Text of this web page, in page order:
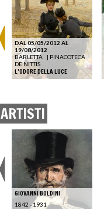
DAL 05/05/2012 AL
19/08/2012
BARLETTA
| PINACOTECA
DE NITTIS
L’ODORE DELLA LUCE
ARTISTI
GIOVANNI BOLDINI
1842 - 1931